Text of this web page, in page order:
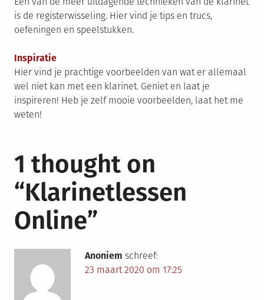
is de registerwisseling. Hier vind je tips en trucs,
oefeningen en speelstukken.
Inspiratie
Hier vind je prachtige voorbeelden van wat er allemaal
wel niet kan met een klarinet. Geniet en laat je
inspireren! Heb je zelf mooie voorbeelden, laat het me
weten!
1 thought on
“Klarinetlessen
Online”
Anoniem schreef:
23 maart 2020 om 17:25